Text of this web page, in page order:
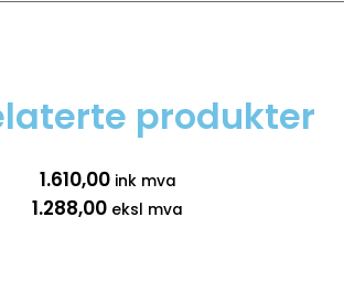
produkter
1.610,00ink mva
1.288,00 eksl mva